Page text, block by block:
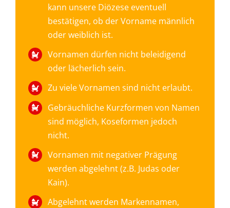
kann unsere Diözese eventuell
bestätigen, ob der Vorname männlich
oder weiblich ist.
Vornamen dürfen nicht beleidigend
oder lächerlich sein.
Zu viele Vornamen sind nicht erlaubt.
Gebräuchliche Kurzformen von Namen
sind möglich, Koseformen jedoch
nicht.
Vornamen mit negativer Prägung
werden abgelehnt (z.B. Judas oder
Kain).
Abgelehnt werden Markennamen,